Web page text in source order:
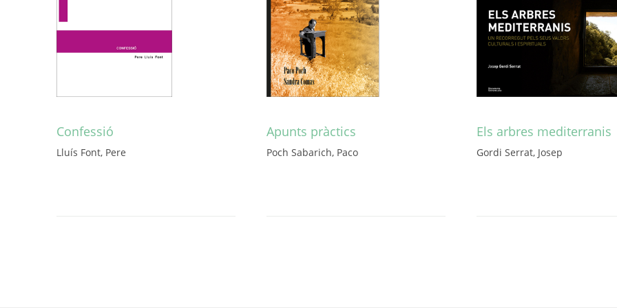
Confessió
Lluís Font, Pere
Apunts pràctics
Poch Sabarich, Paco
Els arbres mediterranis
Gordi Serrat, Josep